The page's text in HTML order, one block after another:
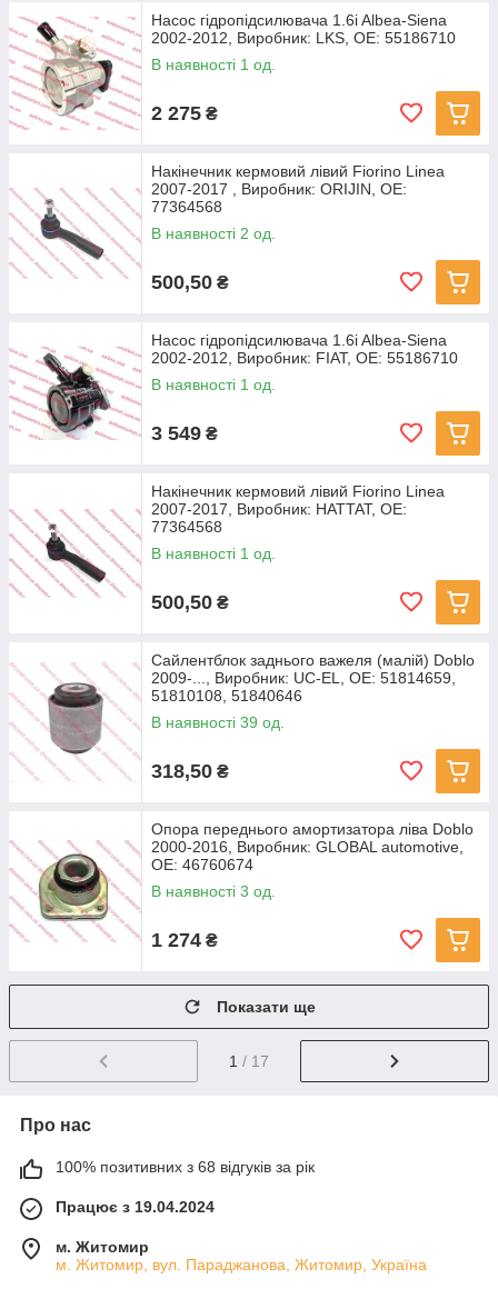
Насос гідропідсилювача 1.6i Albea-Siena
2002-2012, Виробник: LKS, OE: 55186710
В наявності 1 од.
2 275 ₴
Накінечник кермовий лівий Fiorino Linea
2007-2017 , Виробник: ORIJIN, OE:
77364568
В наявності 2 од.
500,50 ₴
Насос гідропідсилювача 1.6i Albea-Siena
2002-2012, Виробник: FIAT, OE: 55186710
В наявності 1 од.
3 549 ₴
Накінечник кермовий лівий Fiorino Linea
2007-2017, Виробник: HATTAT, OE:
77364568
В наявності 1 од.
500,50 ₴
Сайлентблок заднього важеля (малій) Doblo
2009-..., Виробник: UC-EL, OE: 51814659,
51810108, 51840646
В наявності 39 од.
318,50 ₴
Опора переднього амортизатора ліва Doblo
2000-2016, Виробник: GLOBAL automotive,
OE: 46760674
В наявності 3 од.
1 274 ₴
Показати ще
1 / 17
Про нас
100% позитивних з 68 відгуків за рік
Працює з 19.04.2024
м. Житомир
м. Житомир, вул. Параджанова, Житомир, Україна